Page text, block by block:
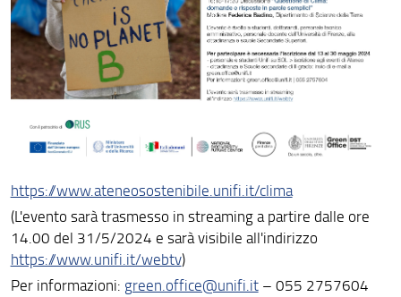
https://www.ateneosostenibile.unifi.it/clima
(L'evento sarà trasmesso in streaming a partire dalle ore
14.00 del 31/5/2024 e sarà visibile all'indirizzo
https://www.unifi.it/webtv)
Per informazioni: green.office@unifi.it– 055 2757604